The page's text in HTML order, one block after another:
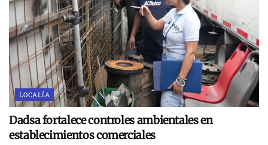
LOCALÍA
Dadsa fortalece controles ambientales en
establecimientos comerciales